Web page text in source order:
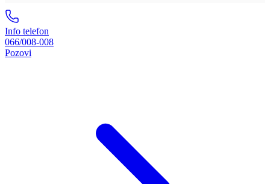
Info telefon
066/008-008
Pozovi